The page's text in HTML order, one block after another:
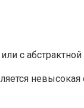
с
невысокая